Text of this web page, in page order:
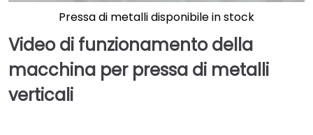
Pressa di metalli disponibile in stock
Video di funzionamento della
macchina per pressa di metalli
verticali